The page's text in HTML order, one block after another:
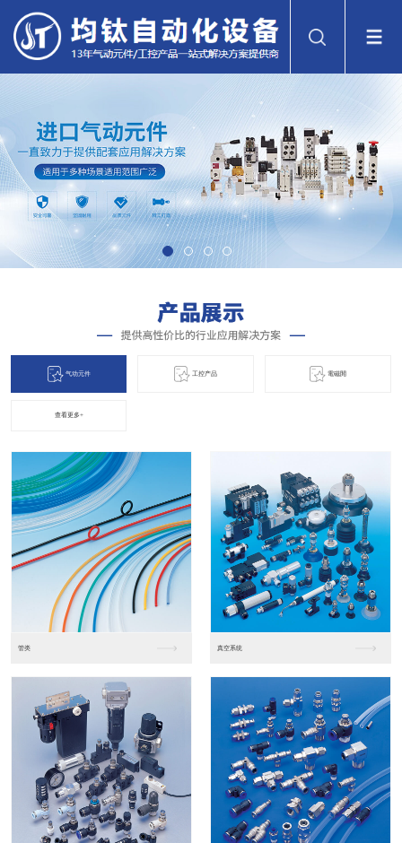
气动元件 工控产品 電磁閞
查看更多+
进口松下PLC2 进口松下PLC